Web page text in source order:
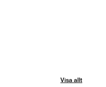
Visa allt